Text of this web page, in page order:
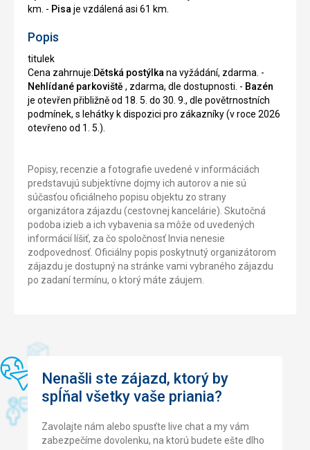
km. - Pisa je vzdálená asi 61 km.
Popis
titulek
Cena zahrnuje:Dětská postýlka na vyžádání, zdarma. -
Nehlídané parkoviště , zdarma, dle dostupnosti. - Bazén
je otevřen přibližně od 18. 5. do 30. 9., dle povětrnostních
podmínek, s lehátky k dispozici pro zákazníky (v roce 2026
otevřeno od 1. 5.).
Popisy, recenzie a fotografie uvedené v informáciách
predstavujú subjektívne dojmy ich autorov a nie sú
súčasťou oficiálneho popisu objektu zo strany
organizátora zájazdu (cestovnej kancelárie). Skutočná
podoba izieb a ich vybavenia sa môže od uvedených
informácií líšiť, za čo spoločnosť Invia nenesie
zodpovednosť. Oficiálny popis poskytnutý organizátorom
zájazdu je dostupný na stránke vami vybraného zájazdu
po zadaní termínu, o ktorý máte záujem.
Nenašli ste zájazd, ktorý by
spĺňal všetky vaše priania?
Zavolajte nám alebo spusťte live chat a my vám
zabezpečíme dovolenku, na ktorú budete ešte dlho